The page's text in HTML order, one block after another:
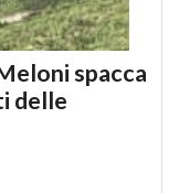
spacca
delle